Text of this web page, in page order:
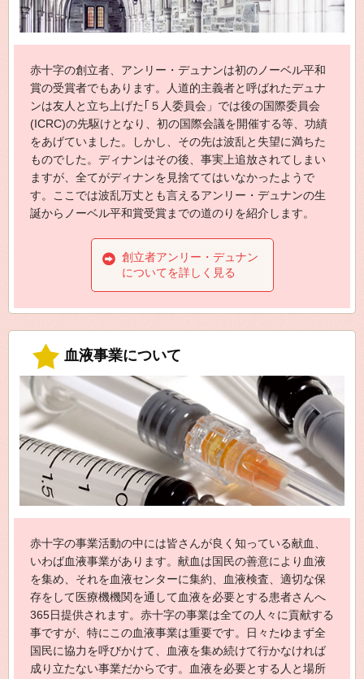
赤十字の創立者、アンリー・デュナンは初のノーベル平和
賞の受賞者でもあります。人道的主義者と呼ばれたデュナ
ンは友人と立ち上げた｢５人委員会」では後の国際委員会
(ICRC)の先駆けとなり、初の国際会議を開催する等、功績
をあげていました。しかし、その先は波乱と失望に満ちた
ものでした。ディナンはその後、事実上追放されてしまい
ますが、全てがディナンを見捨ててはいなかったようで
す。ここでは波乱万丈とも言えるアンリー・デュナンの生
誕からノーベル平和賞受賞までの道のりを紹介します。
創立者アンリー・デュナン
についてを詳しく見る
血液事業について
赤十字の事業活動の中には皆さんが良く知っている献血、
いわば血液事業があります。献血は国民の善意により血液
を集め、それを血液センターに集約、血液検査、適切な保
存をして医療機機関を通して血液を必要とする患者さんへ
365日提供されます。赤十字の事業は全ての人々に貢献する
事ですが、特にこの血液事業は重要です。日々たゆまず全
国民に協力を呼びかけて、血液を集め続けて行かなければ
成り立たない事業だからです。血液を必要とする人と場所